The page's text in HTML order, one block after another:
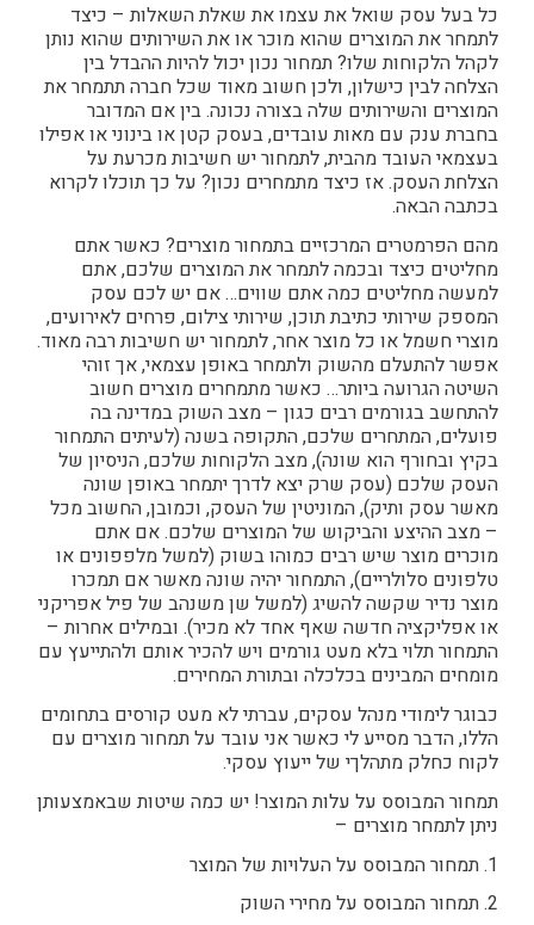
כל בעל עסק שואל את עצמו את שאלת השאלות – כיצד
לתמחר את המוצרים שהוא מוכר או את השירותים שהוא נותן
לקהל הלקוחות שלו? תמחור נכון יכול להיות ההבדל בין
הצלחה לבין כישלון, ולכן חשוב מאוד שכל חברה תתמחר את
המוצרים והשירותים שלה בצורה נכונה. בין אם המדובר
בחברת ענק עם מאות עובדים, בעסק קטן או בינוני או אפילו
בעצמאי העובד מהבית, לתמחור יש חשיבות מכרעת על
הצלחת העסק. אז כיצד מתמחרים נכון? על כך תוכלו לקרוא
בכתבה הבאה.
מהם הפרמטרים המרכזיים בתמחור מוצרים? כאשר אתם
מחליטים כיצד ובכמה לתמחר את המוצרים שלכם, אתם
למעשה מחליטים כמה אתם שווים… אם יש לכם עסק
המספק שירותי כתיבת תוכן, שירותי צילום, פרחים לאירועים,
מוצרי חשמל או כל מוצר אחר, לתמחור יש חשיבות רבה מאוד.
אפשר להתעלם מהשוק ולתמחר באופן עצמאי, אך זוהי
השיטה הגרועה ביותר… כאשר מתמחרים מוצרים חשוב
להתחשב בגורמים רבים כגון – מצב השוק במדינה בה
פועלים, המתחרים שלכם, התקופה בשנה (לעיתים התמחור
בקיץ ובחורף הוא שונה), מצב הלקוחות שלכם, הניסיון של
העסק שלכם (עסק שרק יצא לדרך יתמחר באופן שונה
מאשר עסק ותיק), המוניטין של העסק, וכמובן, החשוב מכל
– מצב ההיצע והביקוש של המוצרים שלכם. אם אתם
מוכרים מוצר שיש רבים כמוהו בשוק (למשל מלפפונים או
טלפונים סלולריים), התמחור יהיה שונה מאשר אם תמכרו
מוצר נדיר שקשה להשיג (למשל שן משנהב של פיל אפריקני
או אפליקציה חדשה שאף אחד לא מכיר). ובמילים אחרות –
התמחור תלוי בלא מעט גורמים ויש להכיר אותם ולהתייעץ עם
מומחים המבינים בכלכלה ובתורת המחירים.
כבוגר לימודי מנהל עסקים, עברתי לא מעט קורסים בתחומים
הללו, הדבר מסייע לי כאשר אני עובד על תמחור מוצרים עם
לקוח כחלק מתהלךי של ייעוץ עסקי.
תמחור המבוסס על עלות המוצר! יש כמה שיטות שבאמצעותן
ניתן לתמחר מוצרים –
1. תמחור המבוסס על העלויות של המוצר
2. תמחור המבוסס על מחירי השוק